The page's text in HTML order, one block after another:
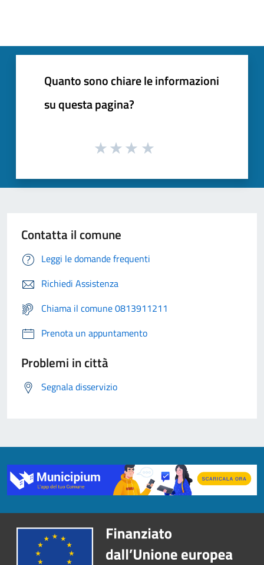
Quanto sono chiare le informazioni
su questa pagina?
Contatta il comune
Leggi le domande frequenti
Richiedi Assistenza
Chiama il comune 0813911211
Prenota un appuntamento
Problemi in città
Segnala disservizio